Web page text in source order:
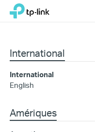
Click
navigation
bar
TP-Link, Reliably Smart
International
International
English
Amériques